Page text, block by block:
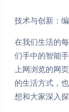
技术与创新：
在我们生活的
们手中的智能
上网浏览的网
的生活方式，
想和大家深入